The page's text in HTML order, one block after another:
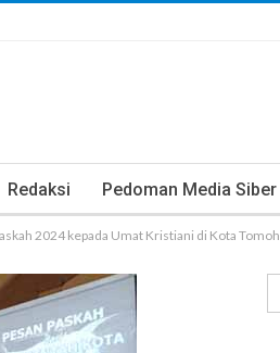
Redaksi Pedoman Media Siber
2024 kepada Umat Kristiani di Kota